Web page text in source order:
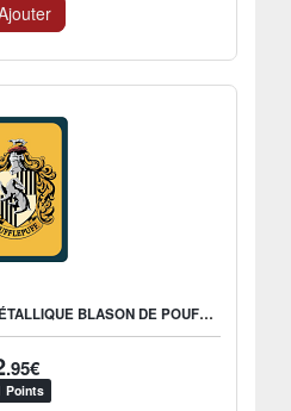
HARRY POTTER - AIMANT MÉTALLIQUE BLASON DE POUFSOUFFLE
.95€
Points